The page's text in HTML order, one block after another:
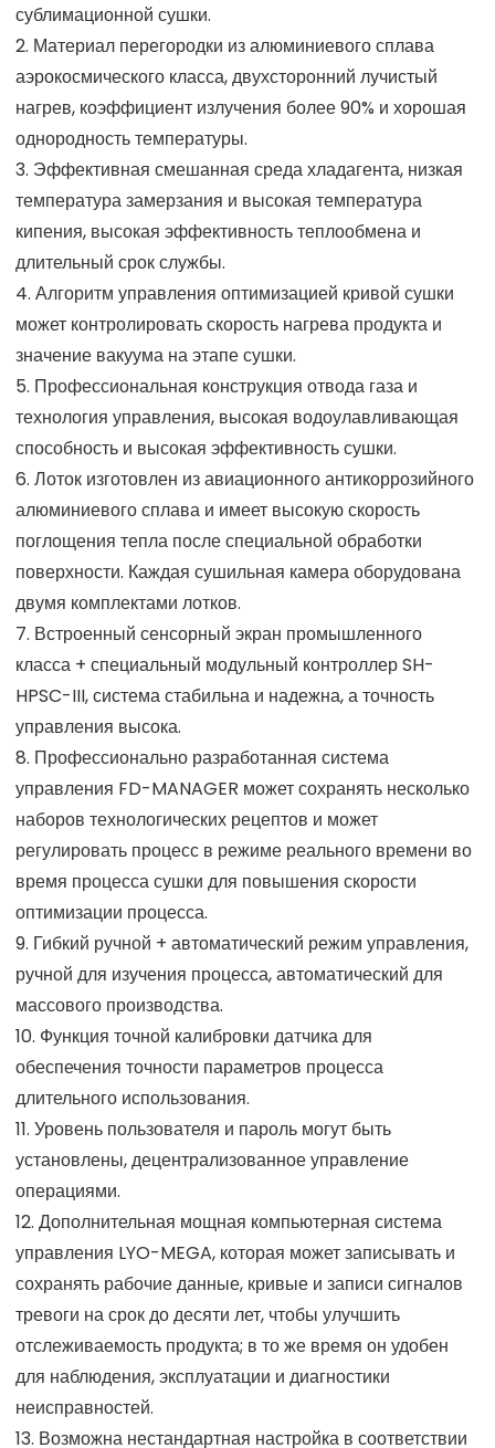
сублимационной сушки.
2. Материал перегородки из алюминиевого сплава
аэрокосмического класса, двухсторонний лучистый
нагрев, коэффициент излучения более 90% и хорошая
однородность температуры.
3. Эффективная смешанная среда хладагента, низкая
температура замерзания и высокая температура
кипения, высокая эффективность теплообмена и
длительный срок службы.
4. Алгоритм управления оптимизацией кривой сушки
может контролировать скорость нагрева продукта и
значение вакуума на этапе сушки.
5. Профессиональная конструкция отвода газа и
технология управления, высокая водоулавливающая
способность и высокая эффективность сушки.
6. Лоток изготовлен из авиационного антикоррозийного
алюминиевого сплава и имеет высокую скорость
поглощения тепла после специальной обработки
поверхности. Каждая сушильная камера оборудована
двумя комплектами лотков.
7. Встроенный сенсорный экран промышленного
класса + специальный модульный контроллер SH-
HPSC-III, система стабильна и надежна, а точность
управления высока.
8. Профессионально разработанная система
управления FD-MANAGER может сохранять несколько
наборов технологических рецептов и может
регулировать процесс в режиме реального времени во
время процесса сушки для повышения скорости
оптимизации процесса.
9. Гибкий ручной + автоматический режим управления,
ручной для изучения процесса, автоматический для
массового производства.
10. Функция точной калибровки датчика для
обеспечения точности параметров процесса
длительного использования.
11. Уровень пользователя и пароль могут быть
установлены, децентрализованное управление
операциями.
12. Дополнительная мощная компьютерная система
управления LYO-MEGA, которая может записывать и
сохранять рабочие данные, кривые и записи сигналов
тревоги на срок до десяти лет, чтобы улучшить
отслеживаемость продукта; в то же время он удобен
для наблюдения, эксплуатации и диагностики
неисправностей.
13. Возможна нестандартная настройка в соответствии